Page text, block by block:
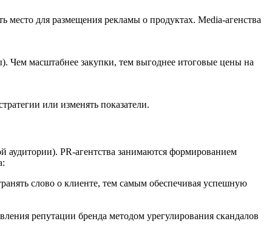
место для размещения рекламы о продуктах. Media-агенства
Чем масштабнее закупки, тем выгоднее итоговые цены на
или изменять показатели.
аудитории). PR-агентства занимаются формированием
слово о клиенте, тем самым обеспечивая успешную
репутации бренда методом урегулирования скандалов